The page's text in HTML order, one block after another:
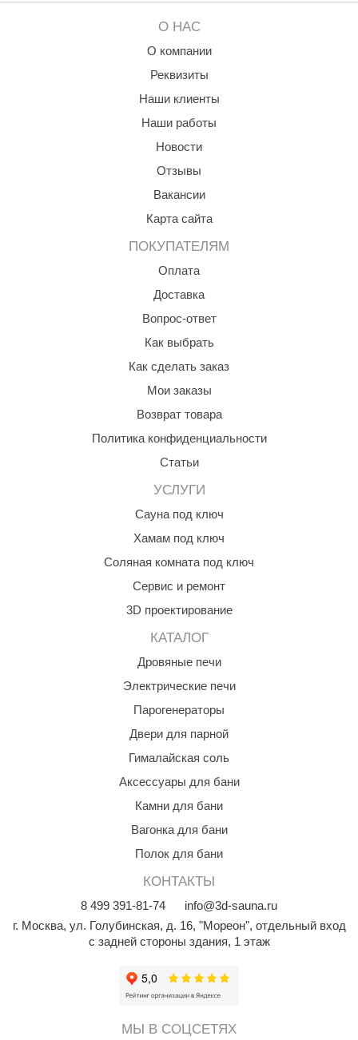
О НАС
О компании
Реквизиты
Наши клиенты
Наши работы
Новости
Отзывы
Вакансии
Карта сайта
ПОКУПАТЕЛЯМ
Оплата
Доставка
Вопрос-ответ
Как выбрать
Как сделать заказ
Мои заказы
Возврат товара
Политика конфиденциальности
Статьи
УСЛУГИ
Сауна под ключ
Хамам под ключ
Соляная комната под ключ
Сервис и ремонт
3D проектирование
КАТАЛОГ
Дровяные печи
Электрические печи
Парогенераторы
Двери для парной
Гималайская соль
Аксессуары для бани
Камни для бани
Вагонка для бани
Полок для бани
КОНТАКТЫ
8 499 391-81-74
info@3d-sauna.ru
г. Москва, ул. Голубинская, д. 16, "Мореон", отдельный вход
с задней стороны здания, 1 этаж
МЫ В СОЦСЕТЯХ